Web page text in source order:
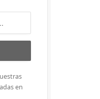
en